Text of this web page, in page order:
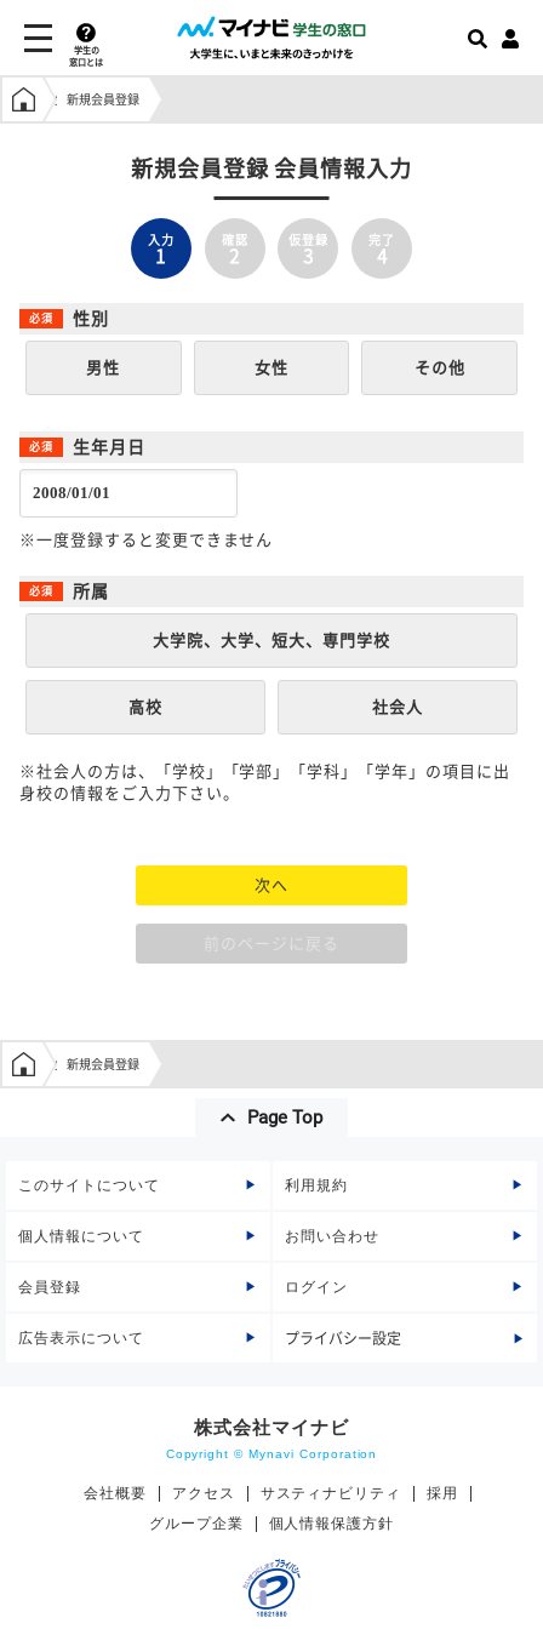
学生の
窓口とは
学生の窓口トップ
新規会員登録
新規会員登録 会員情報入力
入力
1
確認
2
仮登録
3
完了
4
性別
男性 女性 その他
生年月日
※一度登録すると変更できません
所属
大学院、大学、短大、専門学校
高校 社会人
※社会人の方は、「学校」「学部」「学科」「学年」の項目に出
身校の情報をご入力下さい。
次へ
前のページに戻る
学生の窓口トップ
新規会員登録
Page Top
このサイトについて 利用規約
個人情報について お問い合わせ
会員登録 ログイン
広告表示について プライバシー設定
株式会社マイナビ
Copyright © Mynavi Corporation
会社概要 アクセス サスティナビリティ
採用
グループ企業
個人情報保護方針